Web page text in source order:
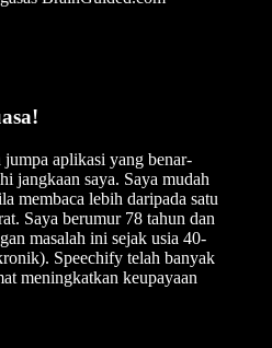
jumpa aplikasi yang benar-
jangkaan saya. Saya mudah
membaca lebih daripada satu
Saya berumur 78 tahun dan
masalah ini sejak usia 40-
Speechify telah banyak
meningkatkan keupayaan